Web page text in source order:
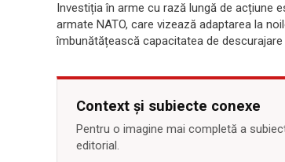
Investiția în arme cu rază lungă de acțiune
armate NATO, care vizează adaptarea la
îmbunătățească capacitatea de
Context și subiecte conexe
Pentru o imagine mai completă a
editorial.